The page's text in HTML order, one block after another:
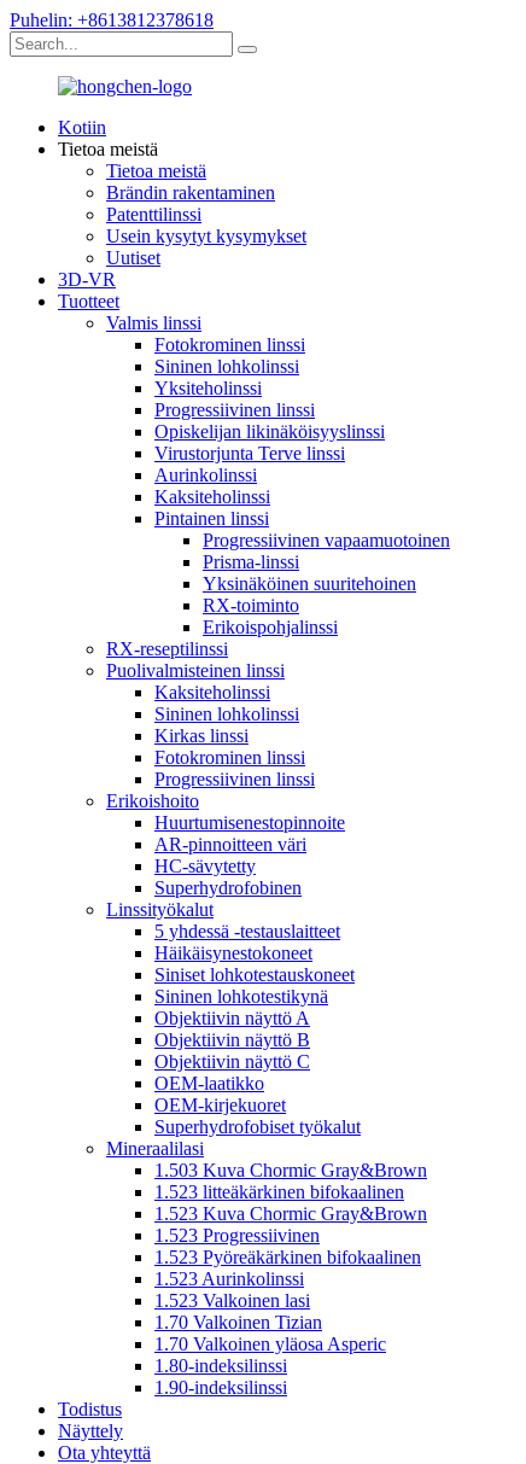
Puhelin: +8613812378618
Kotiin
Tietoa meistä
Tietoa meistä
Brändin rakentaminen
Patenttilinssi
Usein kysytyt kysymykset
Uutiset
3D-VR
Tuotteet
Valmis linssi
Fotokrominen linssi
Sininen lohkolinssi
Yksiteholinssi
Progressiivinen linssi
Opiskelijan likinäköisyyslinssi
Virustorjunta Terve linssi
Aurinkolinssi
Kaksiteholinssi
Pintainen linssi
Progressiivinen vapaamuotoinen
Prisma-linssi
Yksinäköinen suuritehoinen
RX-toiminto
Erikoispohjalinssi
RX-reseptilinssi
Puolivalmisteinen linssi
Kaksiteholinssi
Sininen lohkolinssi
Kirkas linssi
Fotokrominen linssi
Progressiivinen linssi
Erikoishoito
Huurtumisenestopinnoite
AR-pinnoitteen väri
HC-sävytetty
Superhydrofobinen
Linssityökalut
5 yhdessä -testauslaitteet
Häikäisynestokoneet
Siniset lohkotestauskoneet
Sininen lohkotestikynä
Objektiivin näyttö A
Objektiivin näyttö B
Objektiivin näyttö C
OEM-laatikko
OEM-kirjekuoret
Superhydrofobiset työkalut
Mineraalilasi
1.503 Kuva Chormic Gray&Brown
1.523 litteäkärkinen bifokaalinen
1.523 Kuva Chormic Gray&Brown
1.523 Progressiivinen
1.523 Pyöreäkärkinen bifokaalinen
1.523 Aurinkolinssi
1.523 Valkoinen lasi
1.70 Valkoinen Tizian
1.70 Valkoinen yläosa Asperic
1.80-indeksilinssi
1.90-indeksilinssi
Todistus
Näyttely
Ota yhteyttä